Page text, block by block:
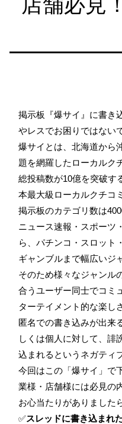
掲示板『爆サイ』に書き
やレスでお困りではない
爆サイとは、北海道から
題を網羅したローカルク
総投稿数が10億を突破す
本最大級ローカルクチコ
掲示板のカテゴリ数は
ニュース速報・スポーツ
ら、パチンコ・スロット
ギャンブルまで幅広いジ
そのため様々なジャンル
合うユーザー同士でコミ
ターテイメント的な楽し
匿名での書き込みが出来
しくは個人に対して、誹
込まれるというネガティ
今回はこの「爆サイ」で
業様・店舗様には必見の
お心当たりがありました
✅スレッドに書き込まれ